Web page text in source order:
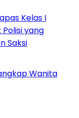
Kelas I
Polisi yang
Saksi
Wanita